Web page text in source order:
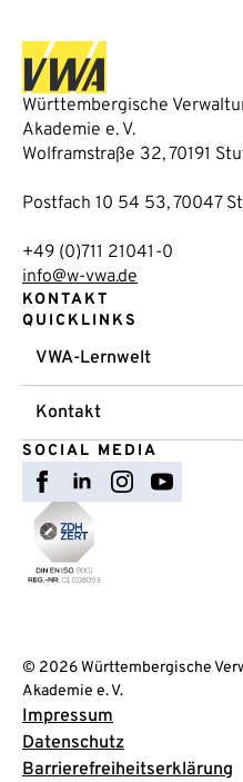
Württembergische
Akademie e. V.
Wolframstraße 32, 70191
Postfach 10 54 53, 70047
+49 (0)711 21041-0
info@w-vwa.de
KONTAKT
QUICKLINKS
VWA-Lernwelt
Kontakt
SOCIAL MEDIA
© 2026 Württembergische
Akademie e. V.
Impressum
Datenschutz
Barrierefreiheitserklärung